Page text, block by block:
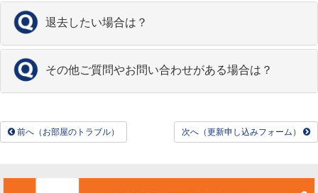
退去したい場合は？
その他ご質問やお問い合わせがある場合は？
前へ（お部屋のトラブル） 次へ（更新申し込みフォーム）